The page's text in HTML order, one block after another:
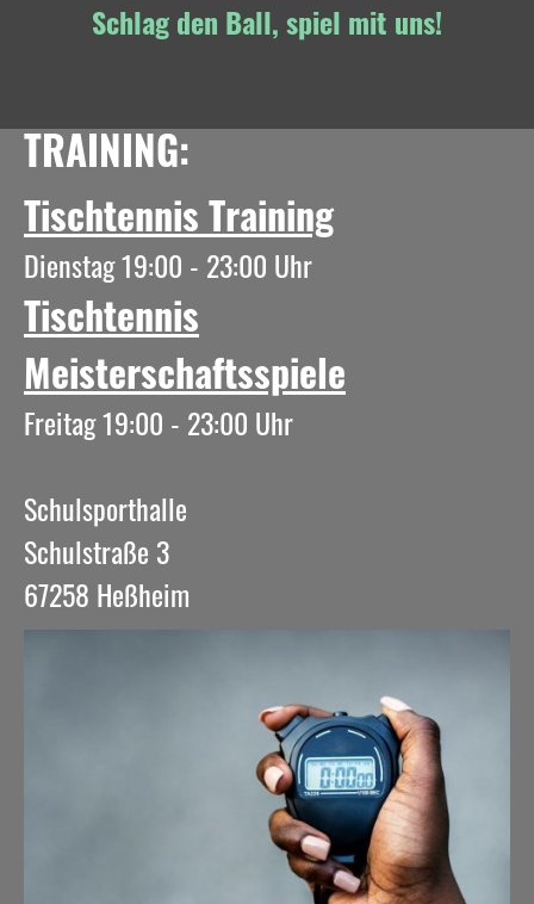
Schlag den Ball, spiel mit uns!
TRAINING:
Tischtennis Training
Dienstag 19:00 - 23:00 Uhr
Tischtennis
Meisterschaftsspiele
Freitag 19:00 - 23:00 Uhr
Schulsporthalle
Schulstraße 3
67258 Heßheim